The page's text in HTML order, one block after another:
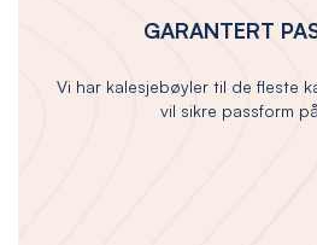
GARANTERT
Vi har kalesjebøyler til de fleste
vil sikre passform